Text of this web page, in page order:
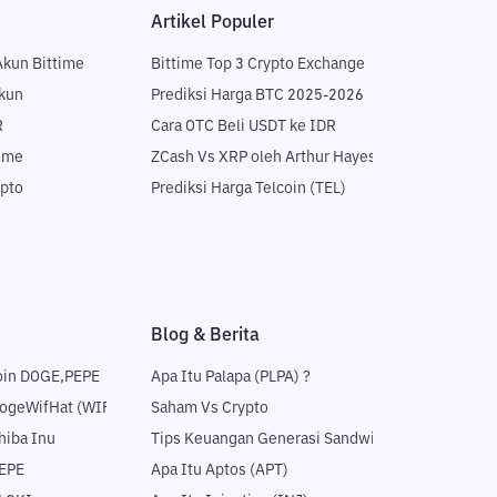
Bittime
Artikel Populer
Bittime Top 3 Crypto Exchange
Prediksi Harga BTC 2025-2026
Cara OTC Beli USDT ke IDR
ZCash Vs XRP oleh Arthur Hayes
Prediksi Harga Telcoin (TEL)
DOGE,PEPE
(WIF)
Inu
Blog & Berita
Apa Itu Palapa (PLPA) ?
Saham Vs Crypto
Tips Keuangan Generasi Sandwich
Apa Itu Aptos (APT)